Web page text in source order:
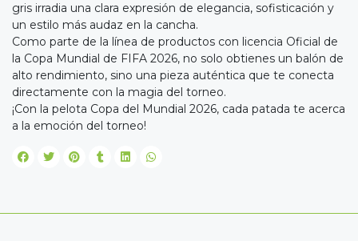
gris irradia una clara expresión de elegancia, sofisticación y
un estilo más audaz en la cancha.
Como parte de la línea de productos con licencia Oficial de
la Copa Mundial de FIFA 2026, no solo obtienes un balón de
alto rendimiento, sino una pieza auténtica que te conecta
directamente con la magia del torneo.
¡Con la pelota Copa del Mundial 2026, cada patada te acerca
a la emoción del torneo!